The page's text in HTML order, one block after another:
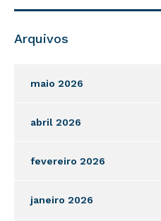
Arquivos
maio 2026
abril 2026
fevereiro 2026
janeiro 2026